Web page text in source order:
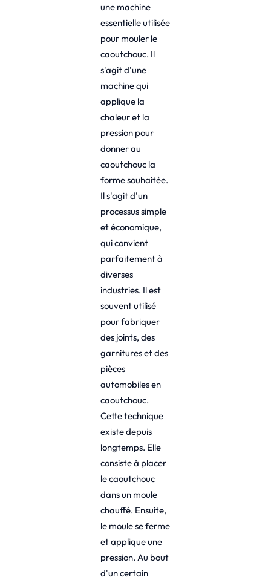
une machine
essentielle utilisée
pour mouler le
caoutchouc. Il
s'agit d'une
machine qui
applique la
chaleur et la
pression pour
donner au
caoutchouc la
forme souhaitée.
Il s'agit d'un
processus simple
et économique,
qui convient
parfaitement à
diverses
industries. Il est
souvent utilisé
pour fabriquer
des joints, des
garnitures et des
pièces
automobiles en
caoutchouc.
Cette technique
existe depuis
longtemps. Elle
consiste à placer
le caoutchouc
dans un moule
chauffé. Ensuite,
le moule se ferme
et applique une
pression. Au bout
d'un certain